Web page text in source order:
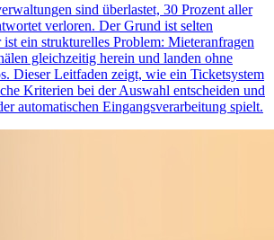
sind überlastet, 30 Prozent aller
verloren. Der Grund ist selten
ein strukturelles Problem: Mieteranfragen
gleichzeitig herein und landen ohne
Dieser Leitfaden zeigt, wie ein Ticketsystem
Kriterien bei der Auswahl entscheiden und
automatischen Eingangsverarbeitung spielt.